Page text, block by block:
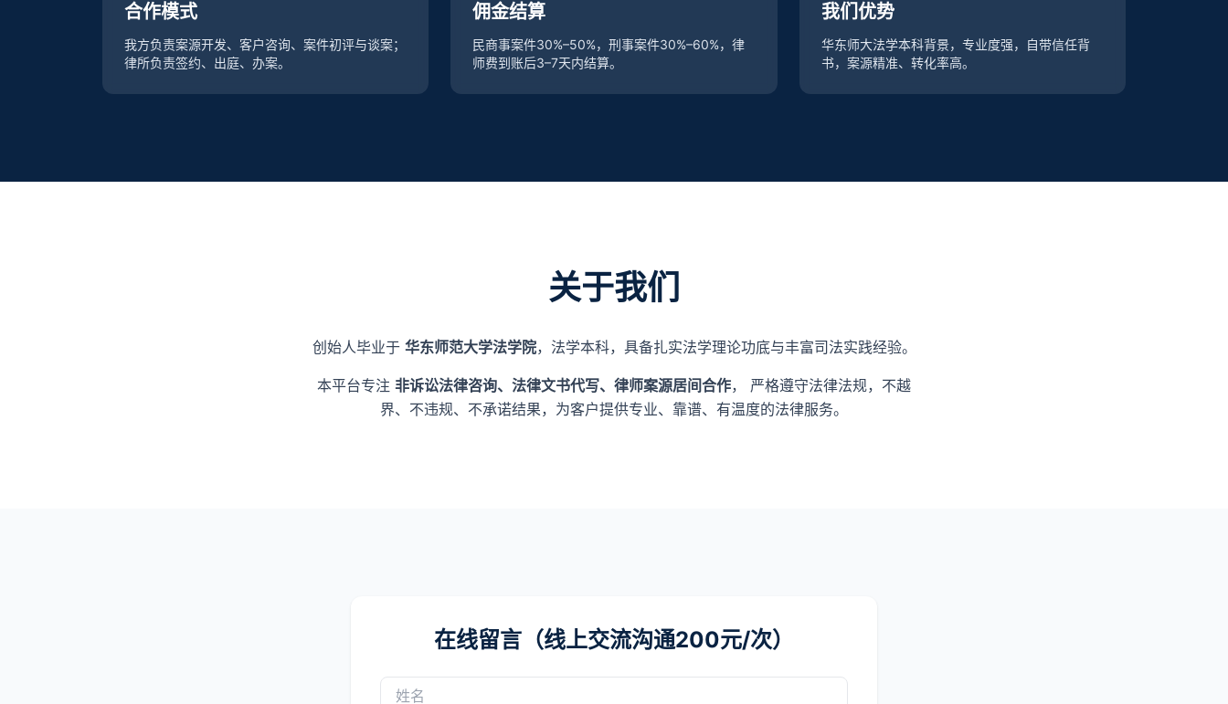
合作模式
我方负责案源开发、客户咨询、案件初评与谈案；
律所负责签约、出庭、办案。
佣金结算
民商事案件30%–50%，刑事案件30%–60%，律
师费到账后3–7天内结算。
我们优势
华东师大法学本科背景，专业度强，自带信任背
书，案源精准、转化率高。
关于我们
创始人毕业于 华东师范大学法学院，法学本科，具备扎实法学理论功底与丰富司法实践经验。
本平台专注 非诉讼法律咨询、法律文书代写、律师案源居间合作， 严格遵守法律法规，不越
界、不违规、不承诺结果，为客户提供专业、靠谱、有温度的法律服务。
在线留言（线上交流沟通200元/次）